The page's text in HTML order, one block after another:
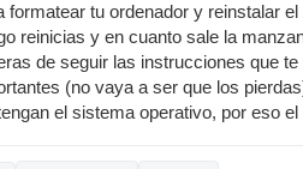
formatear tu ordenador y reinstalar
reinicias y en cuanto sale la
de seguir las instrucciones que
(no vaya a ser que los
el sistema operativo, por eso